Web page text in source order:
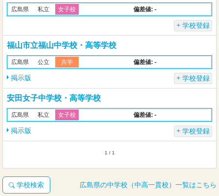
広島県 私立 女子校 偏差値: -
学校登録
福山市立福山中学校・高等学校
広島県 公立 共学 偏差値: -
掲示版 学校登録
安田女子中学校・高等学校
広島県 私立 女子校 偏差値: -
掲示版 学校登録
1 / 1
学校検索 広島県の中学校（中高一貫校）一覧はこちら